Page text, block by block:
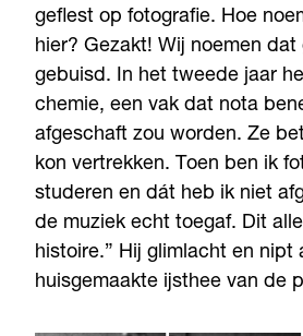
geflest op fotografie. Hoe
hier? Gezakt! Wij noemen dat
gebuisd. In het tweede jaar
chemie, een vak dat nota
afgeschaft zou worden. Ze
kon vertrekken. Toen ben ik
studeren en dát heb ik niet
de muziek echt toegaf. Dit
histoire.” Hij glimlacht en nipt
huisgemaakte ijsthee van de